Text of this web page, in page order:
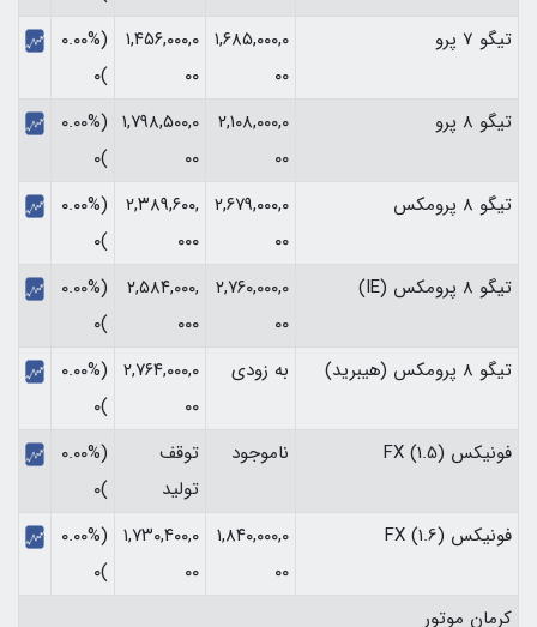
تیگو 7 پرو
۱,۶۸۵,۰۰۰,۰
۰۰
۱,۴۵۶,۰۰۰,۰
۰۰
(۰.۰۰%
)۰
تیگو 8 پرو
۲,۱۰۸,۰۰۰,۰
۰۰
۱,۷۹۸,۵۰۰,۰
۰۰
(۰.۰۰%
)۰
تیگو 8 پرومکس
۲,۶۷۹,۰۰۰,۰
۰۰
۲,۳۸۹,۶۰۰,
۰۰۰
(۰.۰۰%
)۰
تیگو 8 پرومکس (IE)
۲,۷۶۰,۰۰۰,۰
۰۰
۲,۵۸۴,۰۰۰,
۰۰۰
(۰.۰۰%
)۰
تیگو 8 پرومکس (هیبرید)
به زودی
۲,۷۶۴,۰۰۰,۰
۰۰
(۰.۰۰%
)۰
فونیکس FX (1.5)
ناموجود
توقف
تولید
(۰.۰۰%
)۰
فونیکس FX (1.6)
۱,۸۴۰,۰۰۰,۰
۰۰
۱,۷۳۰,۴۰۰,۰
۰۰
(۰.۰۰%
)۰
کرمان موتور